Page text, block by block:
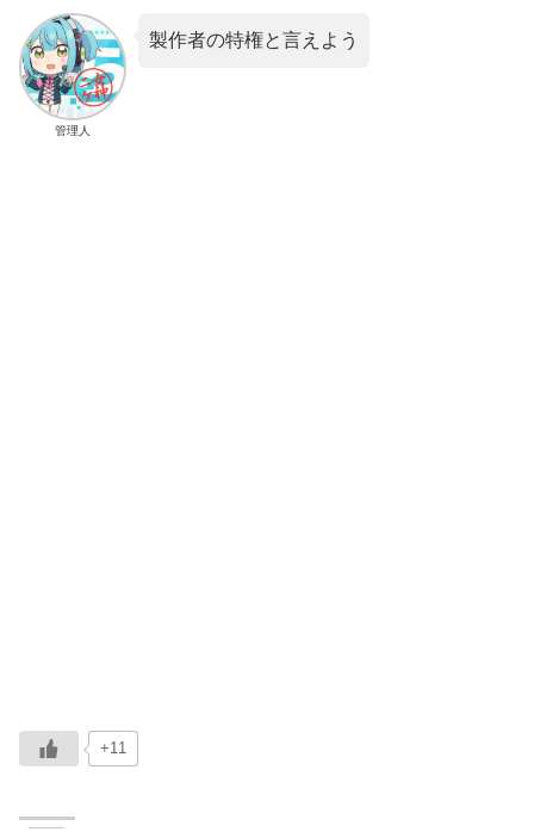
管理人
製作者の特権と言えよう
+11